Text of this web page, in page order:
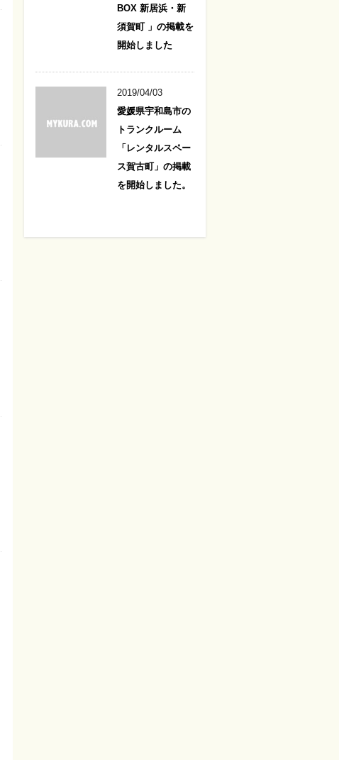
BOX 新居浜・新
須賀町 」の掲載を
開始しました
2019/04/03
愛媛県宇和島市の
トランクルーム
「レンタルスペー
ス賀古町」の掲載
を開始しました。